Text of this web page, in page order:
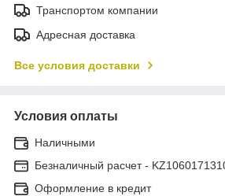
Транспортом компании
Адресная доставка
Все условия доставки
Условия оплаты
Наличными
Безналичный расчет -
Оформление в кредит